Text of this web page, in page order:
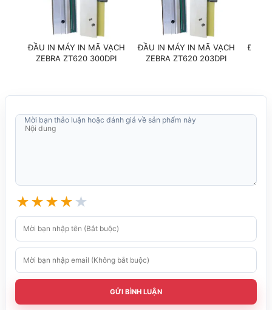
MÁY IN MÃ VẠCH ZEBRA ZT620
ĐẦU IN MÁY IN MÃ VẠCH
ZEBRA ZT620 300DPI
ĐẦU IN MÁY IN MÃ VẠCH
ZEBRA ZT620 203DPI
ĐẦU
★★★★ ★
GỬI BÌNH LUẬN
Mời bạn thảo luận hoặc đánh giá về sản phẩm này